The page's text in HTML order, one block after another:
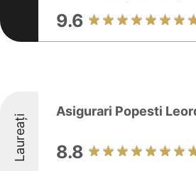
9.6
Laureați
Asigurari Popesti
8.8